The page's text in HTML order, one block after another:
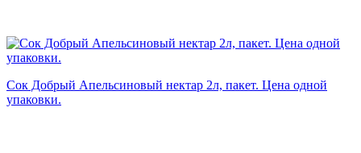
Сок Добрый Апельсиновый нектар 2л, пакет. Цена одной
упаковки.